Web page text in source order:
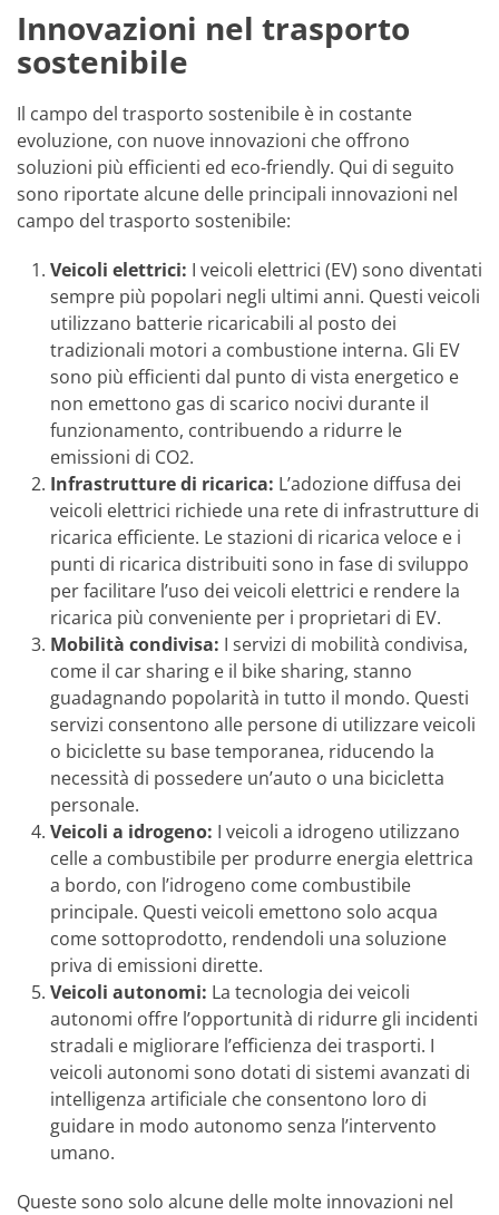
Innovazioni nel trasporto
sostenibile
Il campo del trasporto sostenibile è in costante
evoluzione, con nuove innovazioni che offrono
soluzioni più efficienti ed eco-friendly. Qui di seguito
sono riportate alcune delle principali innovazioni nel
campo del trasporto sostenibile:
Veicoli elettrici: I veicoli elettrici (EV) sono diventati
sempre più popolari negli ultimi anni. Questi veicoli
utilizzano batterie ricaricabili al posto dei
tradizionali motori a combustione interna. Gli EV
sono più efficienti dal punto di vista energetico e
non emettono gas di scarico nocivi durante il
funzionamento, contribuendo a ridurre le
emissioni di CO2.
Infrastrutture di ricarica: L’adozione diffusa dei
veicoli elettrici richiede una rete di infrastrutture di
ricarica efficiente. Le stazioni di ricarica veloce e i
punti di ricarica distribuiti sono in fase di sviluppo
per facilitare l’uso dei veicoli elettrici e rendere la
ricarica più conveniente per i proprietari di EV.
Mobilità condivisa: I servizi di mobilità condivisa,
come il car sharing e il bike sharing, stanno
guadagnando popolarità in tutto il mondo. Questi
servizi consentono alle persone di utilizzare veicoli
o biciclette su base temporanea, riducendo la
necessità di possedere un’auto o una bicicletta
personale.
Veicoli a idrogeno: I veicoli a idrogeno utilizzano
celle a combustibile per produrre energia elettrica
a bordo, con l’idrogeno come combustibile
principale. Questi veicoli emettono solo acqua
come sottoprodotto, rendendoli una soluzione
priva di emissioni dirette.
Veicoli autonomi: La tecnologia dei veicoli
autonomi offre l’opportunità di ridurre gli incidenti
stradali e migliorare l’efficienza dei trasporti. I
veicoli autonomi sono dotati di sistemi avanzati di
intelligenza artificiale che consentono loro di
guidare in modo autonomo senza l’intervento
umano.
Queste sono solo alcune delle molte innovazioni nel